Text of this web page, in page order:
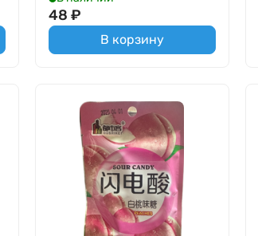
48 ₽
В корзину